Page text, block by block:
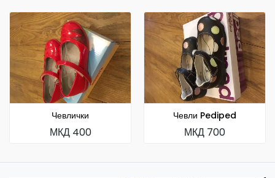
Чевлички
МКД 400
Чевли Pediped
МКД 700